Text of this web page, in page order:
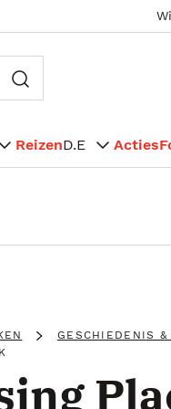
ReizenD.E Acties
GESCHIEDENIS